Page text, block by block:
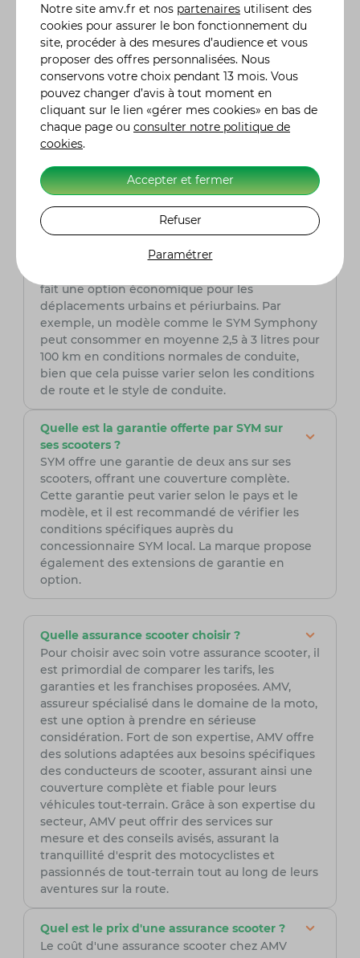
SYM propose une large gamme de scooters,
allant des modèles compacts pour la ville aux
scooters de plus grande cylindrée pour les
longs trajets. Les modèles populaires incluent
le SYM Symphony, un scooter urbain très prisé,
le SYM Jet 14, apprécié pour son design
moderne et sa maniabilité, ainsi que le SYM
Maxsym, un maxi-scooter conçu pour le confort
et la performance sur les longues distances.
Les scooters SYM sont-ils économiques en
termes de consommation de carburant ?
Oui, les scooters SYM sont reconnus pour leur
économie de carburant. Grâce à leurs moteurs
modernes et efficaces, les modèles de SYM
fait une option économique pour les
déplacements urbains et périurbains. Par
exemple, un modèle comme le SYM Symphony
peut consommer en moyenne 2,5 à 3 litres pour
100 km en conditions normales de conduite,
bien que cela puisse varier selon les conditions
de route et le style de conduite.
Quelle est la garantie offerte par SYM sur
ses scooters ?
SYM offre une garantie de deux ans sur ses
scooters, offrant une couverture complète.
Cette garantie peut varier selon le pays et le
modèle, et il est recommandé de vérifier les
conditions spécifiques auprès du
concessionnaire SYM local. La marque propose
également des extensions de garantie en
option.
Quelle assurance scooter choisir ?
Pour choisir avec soin votre assurance scooter, il
est primordial de comparer les tarifs, les
garanties et les franchises proposées. AMV,
assureur spécialisé dans le domaine de la moto,
est une option à prendre en sérieuse
considération. Fort de son expertise, AMV offre
des solutions adaptées aux besoins spécifiques
des conducteurs de scooter, assurant ainsi une
couverture complète et fiable pour leurs
véhicules tout-terrain. Grâce à son expertise du
secteur, AMV peut offrir des services sur
mesure et des conseils avisés, assurant la
tranquillité d'esprit des motocyclistes et
passionnés de tout-terrain tout au long de leurs
aventures sur la route.
Quel est le prix d'une assurance scooter ?
Le coût d'une assurance scooter chez AMV
Notre site amv.fr et nos partenaires utilisent des
cookies pour assurer le bon fonctionnement du
site, procéder à des mesures d’audience et vous
proposer des offres personnalisées. Nous
conservons votre choix pendant 13 mois. Vous
pouvez changer d’avis à tout moment en
cliquant sur le lien «gérer mes cookies» en bas de
chaque page ou consulter notre politique de
cookies.
Accepter et fermer
Refuser
Paramétrer